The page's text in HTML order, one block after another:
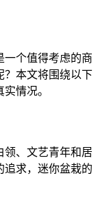
一个值得考虑的商
？本文将围绕以下
情况。
领、文艺青年和居
追求，迷你盆栽的